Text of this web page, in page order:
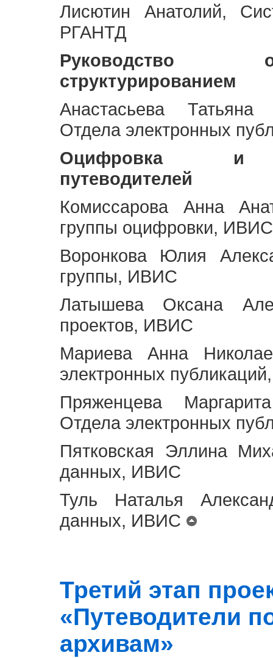
Лисютин Анатолий,
РГАНТД
Руководство
структурированием
Анастасьева Татьяна
Отдела электронных
Оцифровка и
путеводителей
Комиссарова Анна
группы оцифровки, ИВИС
Воронкова Юлия
группы, ИВИС
Латышева Оксана
проектов, ИВИС
Мариева Анна
электронных
Пряженцева
Отдела электронных
Пятковская Эллина
данных, ИВИС
Туль Наталья
данных, ИВИС
Третий этап
«Путеводители
архивам»